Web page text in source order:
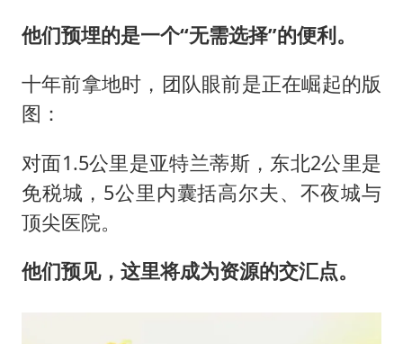
他们预埋的是一个“无需选择”的便利。
十年前拿地时，团队眼前是正在崛起的版
图：
对面1.5公里是亚特兰蒂斯，东北2公里是
免税城，5公里内囊括高尔夫、不夜城与
顶尖医院。
他们预见，这里将成为资源的交汇点。